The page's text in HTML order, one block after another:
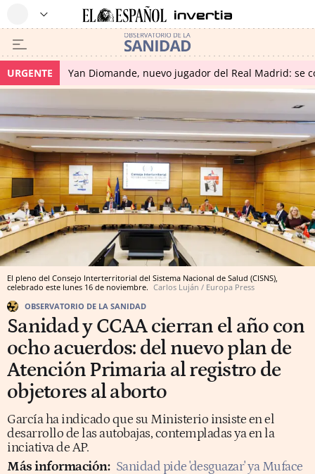
URGENTE Yan Diomande, nuevo jugador del Real Madrid: se
El pleno del Consejo Interterritorial del Sistema Nacional de Salud (CISNS),
celebrado este lunes 16 de noviembre. Carlos Luján / Europa Press
OBSERVATORIO DE LA SANIDAD
Sanidad y CCAA cierran el año con
ocho acuerdos: del nuevo plan de
Atención Primaria al registro de
objetores al aborto
García ha indicado que su Ministerio insiste en el
desarrollo de las autobajas, contempladas ya en la
inciativa de AP.
Más información: Sanidad pide 'desguazar' ya Muface